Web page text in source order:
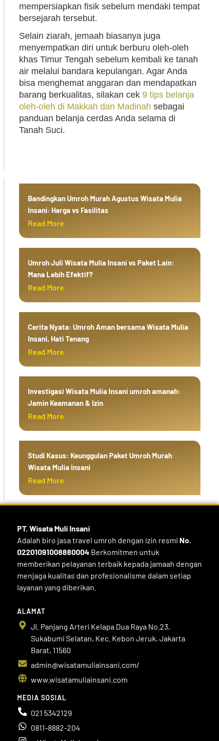
mempersiapkan fisik sebelum mendaki tempat
bersejarah tersebut.
Selain ziarah, jemaah biasanya juga
menyempatkan diri untuk berburu oleh-oleh
khas Timur Tengah sebelum kembali ke tanah
air melalui bandara kepulangan. Agar Anda
bisa menghemat anggaran dan mendapatkan
barang berkualitas, silakan cek 9 tips belanja
oleh-oleh di Makkah dan Madinah sebagai
panduan belanja cerdas Anda selama di
Tanah Suci.
Bandingkan Umroh Murah Agustus Wisata Mulia
Insani: Harga vs Fasilitas
Read More
Umroh Juli Wisata Mulia Insani vs Paket Lain:
Mana Lebih Efektif?
Read More
Cerita Nyata: Umroh Aman bersama Wisata Mulia
Insani, Hati Tenang
Read More
Investigasi Wisata Mulia Insani umroh amanah:
Jamin Keamanan & Izin
Read More
Studi Kasus: Keunggulan Paket Umroh Murah
Wisata Mulia Insani
Read More
PT. Wisata Muli Insani
Adalah biro jasa travel umroh dengan izin resmi No.
02201091008880004 Berkomitmen untuk
memberikan pelayanan terbaik kepada jamaah dengan
menjaga kualitas dan profesionalisme dalam setiap
layanan yang diberikan.
ALAMAT
Jl. Panjang Arteri Kelapa Dua Raya No.23,
Sukabumi Selatan, Kec. Kebon Jeruk, Jakarta
Barat, 11560
admin@wisatamuliainsani.com/
www.wisatamuliainsani.com
MEDIA SOSIAL
021 5342129
0811-8882-204